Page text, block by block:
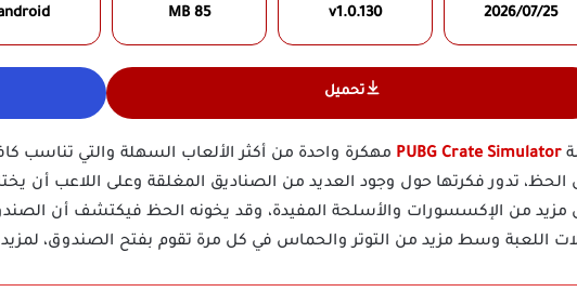
2026/07/25
v1.0.130
85 MB
تحميل
PUBG Crate Simulator مهكرة واحدة من أكثر الألعاب السهلة والتي تناسب
الحظ، تدور فكرتها حول وجود العديد من الصناديق المغلقة وعلى اللاعب أن
مزيد من الإكسسورات والأسلحة المفيدة، وقد يخونه الحظ فيكتشف أن
اللعبة وسط مزيد من التوتر والحماس في كل مرة تقوم بفتح الصندوق، لمزيد